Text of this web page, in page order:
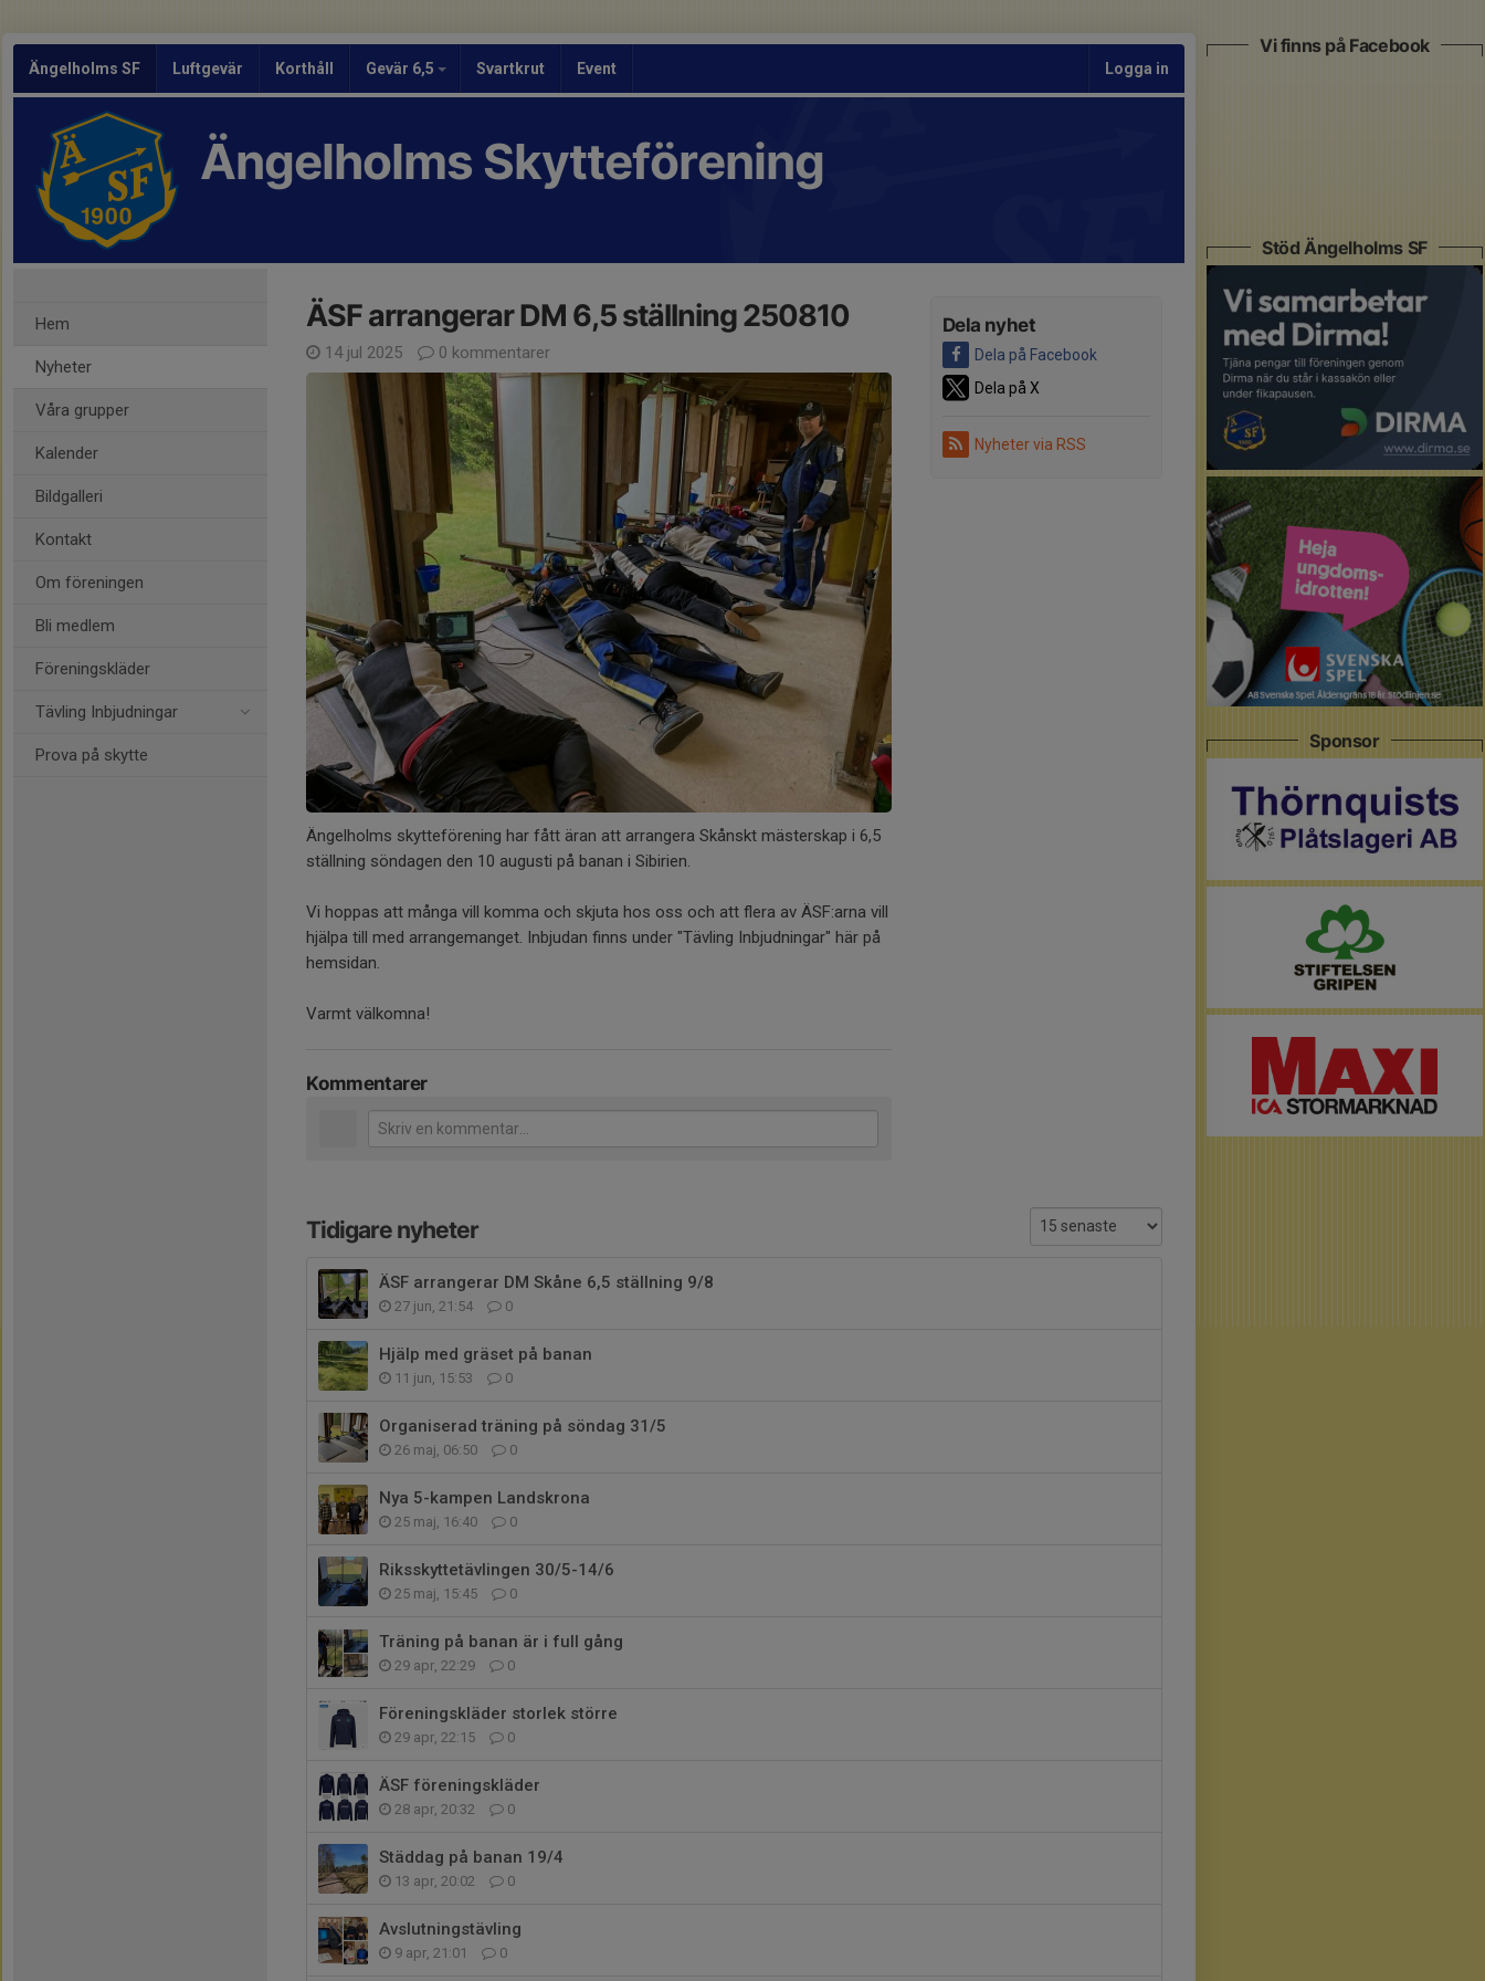
Ängelholms SF Luftgevär Korthåll Gevär 6,5 Svartkrut Event Logga in
Ängelholms Skytteförening
Hem
Nyheter
Våra grupper
Kalender
Bildgalleri
Kontakt
Om föreningen
Bli medlem
Föreningskläder
Tävling Inbjudningar
Prova på skytte
Dela nyhet
Dela på Facebook
Dela på X
Nyheter via RSS
ÄSF arrangerar DM 6,5 ställning 250810
14 jul 2025 0 kommentarer
Ängelholms skytteförening har fått äran att arrangera Skånskt mästerskap i 6,5
ställning söndagen den 10 augusti på banan i Sibirien.
Vi hoppas att många vill komma och skjuta hos oss och att flera av ÄSF:arna vill
hjälpa till med arrangemanget. Inbjudan finns under "Tävling Inbjudningar" här på
hemsidan.
Varmt välkomna!
Kommentarer
Tidigare nyheter
ÄSF arrangerar DM Skåne 6,5 ställning 9/8
27 jun, 21:54 0
Hjälp med gräset på banan
11 jun, 15:53 0
Organiserad träning på söndag 31/5
26 maj, 06:50 0
Nya 5-kampen Landskrona
25 maj, 16:40 0
Riksskyttetävlingen 30/5-14/6
25 maj, 15:45 0
Träning på banan är i full gång
29 apr, 22:29 0
Föreningskläder storlek större
29 apr, 22:15 0
ÄSF föreningskläder
28 apr, 20:32 0
Städdag på banan 19/4
13 apr, 20:02 0
Avslutningstävling
9 apr, 21:01 0
Vi finns på Facebook
Stöd Ängelholms SF
Sponsor